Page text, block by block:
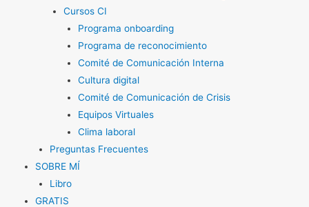
Cursos CI
Programa onboarding
Programa de reconocimiento
Comité de Comunicación Interna
Cultura digital
Comité de Comunicación de Crisis
Equipos Virtuales
Clima laboral
Preguntas Frecuentes
SOBRE MÍ
Libro
GRATIS